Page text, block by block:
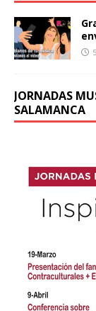
JORNADAS
SALAMANCA